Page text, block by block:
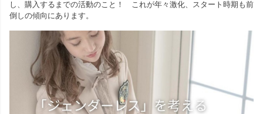
し、購入するまでの活動のこと！ これが年々激化、スタート時期も前
倒しの傾向にあります。